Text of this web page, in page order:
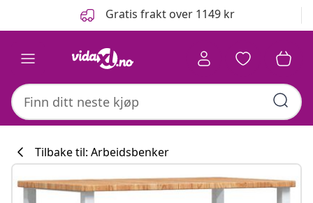
Gratis frakt over 1149 kr
Tilbake til: Arbeidsbenker